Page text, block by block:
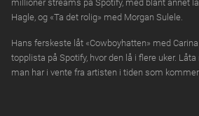
millioner streams på Spotify, med blant annet
Hagle, og «Ta det rolig» med Morgan Sulele.
Hans ferskeste låt «Cowboyhatten» med
topplista på Spotify, hvor den lå i flere uker.
man har i vente fra artisten i tiden som